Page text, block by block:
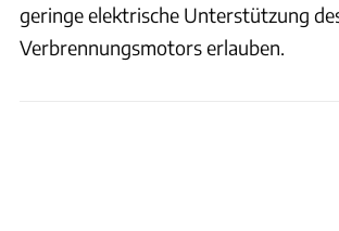
geringe elektrische Unterstützung
Verbrennungsmotors erlauben.